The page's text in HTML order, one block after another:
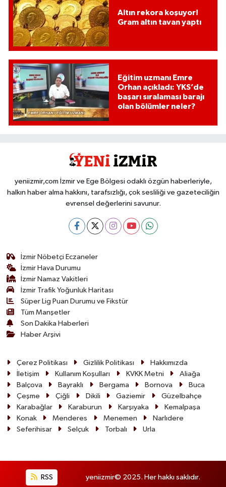
Altın rekora koşuyor!
Gram altın tavan yaptı
Eğitim uzmanı Emre
Orhan açıkladı: YKS’de
başarı sıralaması barajı
olan bölümler neler?
yeniizmir,com İzmir ve Ege Bölgesi odaklı özgün haberleriyle,
halkın haber alma hakkını, tarafsızlığı, çok sesliliği ve gazeteciliğin
evrensel değerlerini savunur.
İzmir Nöbetçi Eczaneler
İzmir Hava Durumu
İzmir Namaz Vakitleri
İzmir Trafik Yoğunluk Haritası
Süper Lig Puan Durumu ve Fikstür
Tüm Manşetler
Son Dakika Haberleri
Haber Arşivi
Çerez Politikası Gizlilik Politikası
Hakkımızda
İletişim
Kullanım Koşulları KVKK Metni
Aliağa
Balçova
Bayraklı Bergama Bornova
Buca
Çeşme
Çiğli Dikili Gaziemir
Güzelbahçe
Karabağlar
Karaburun Karşıyaka
Kemalpaşa
Konak
Menderes Menemen
Narlıdere
Seferihisar
Selçuk Torbalı Urla
RSS yeniizmir© 2025. Her hakkı saklıdır.